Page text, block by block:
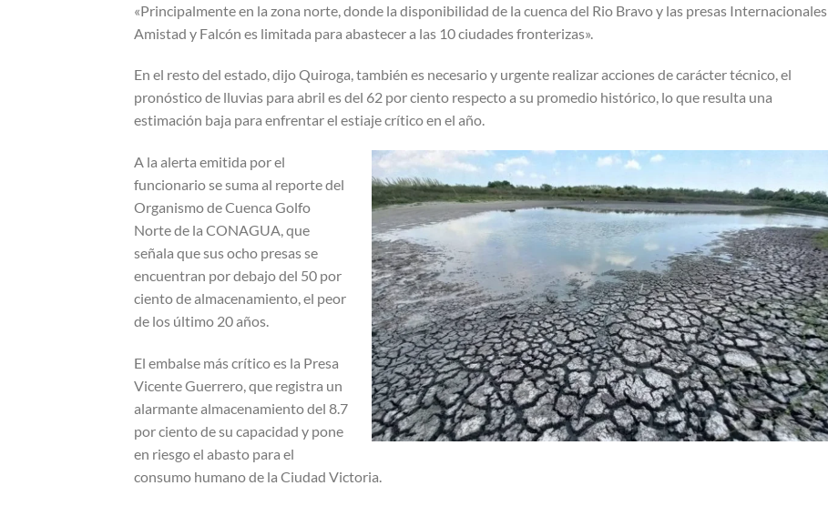
«Principalmente en la zona norte, donde la disponibilidad de la cuenca del Rio Bravo y las presas Internacionales
Amistad y Falcón es limitada para abastecer a las 10 ciudades fronterizas».
En el resto del estado, dijo Quiroga, también es necesario y urgente realizar acciones de carácter técnico, el
pronóstico de lluvias para abril es del 62 por ciento respecto a su promedio histórico, lo que resulta una
estimación baja para enfrentar el estiaje crítico en el año.
A la alerta emitida por el
funcionario se suma al reporte del
Organismo de Cuenca Golfo
Norte de la CONAGUA, que
señala que sus ocho presas se
encuentran por debajo del 50 por
ciento de almacenamiento, el peor
de los último 20 años.
El embalse más crítico es la Presa
Vicente Guerrero, que registra un
alarmante almacenamiento del 8.7
por ciento de su capacidad y pone
en riesgo el abasto para el
consumo humano de la Ciudad Victoria.